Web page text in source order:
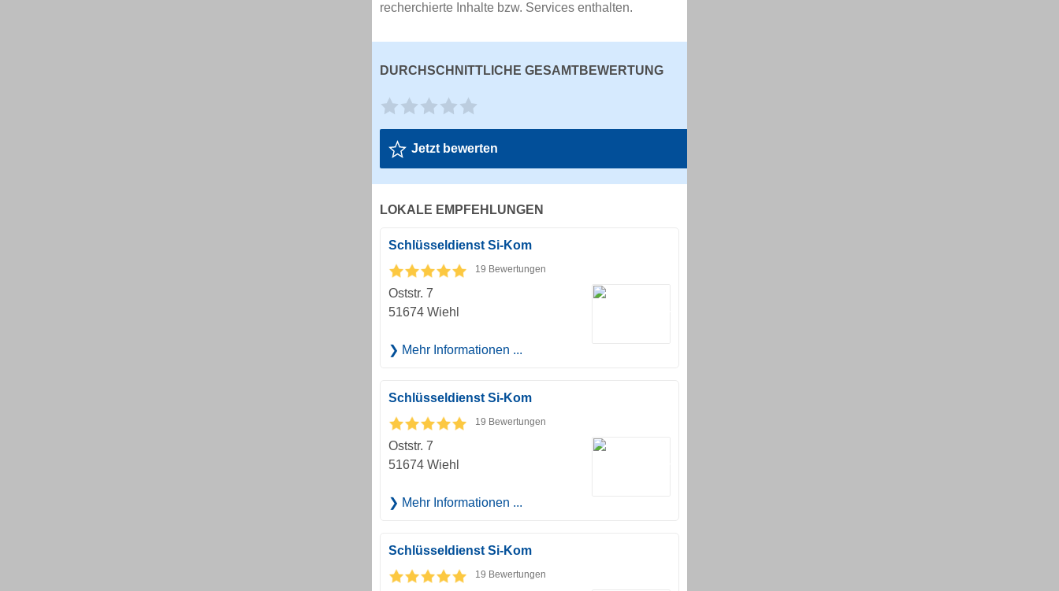
recherchierte Inhalte bzw. Services enthalten.
DURCHSCHNITTLICHE GESAMTBEWERTUNG
Jetzt bewerten
LOKALE EMPFEHLUNGEN
Schlüsseldienst Si-Kom
19 Bewertungen
Oststr. 7
51674 Wiehl
Mehr Informationen ...
Schlüsseldienst Si-Kom
19 Bewertungen
Oststr. 7
51674 Wiehl
Mehr Informationen ...
Schlüsseldienst Si-Kom
19 Bewertungen